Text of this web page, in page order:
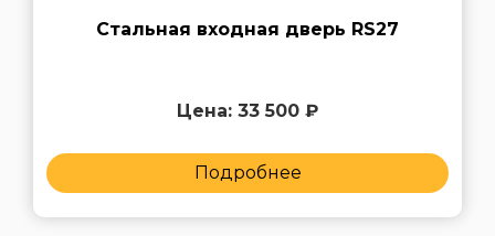
Стальная входная дверь RS27
Цена: 33 500 ₽
Подробнее